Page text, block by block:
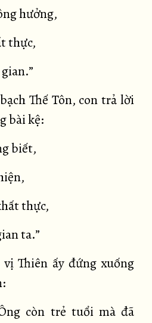
hưởng,
thực,
Thế Tôn, con trả lời
bài kệ:
biết,
thực,
ta.”
vị Thiên ấy đứng xuống
còn trẻ tuổi mà đã